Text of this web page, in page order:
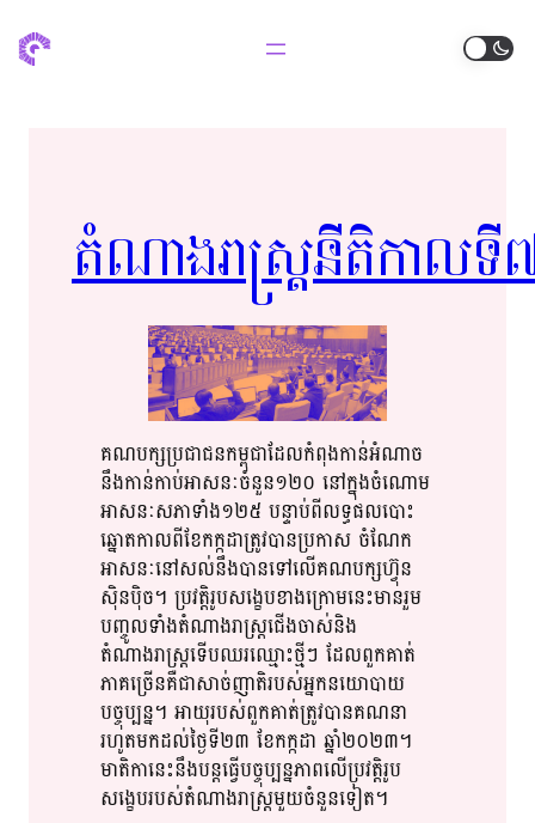
តំណាងរាស្ត្រ​នីតិកាល​ទី
គណបក្ស​​ប្រជា​​ជន​​កម្ពុជា​​ដែល​​កំពុង​​កាន់អំណាច​​
នឹង​​កាន់​​កាប់​​អាសនៈ​​ចំនួន​​១២០​​ នៅ​​ក្នុង​​ចំណោម​​
អាសនៈ​សភា​ទាំង​​១២៥​​ បន្ទាប់​​ពី​​លទ្ធផល​​បោះ​​
ឆ្នោត​​កាលពី​ខែក​ក្ក​​ដា​​ត្រូវ​​បាន​​ប្រកាស​​ ចំណែក​​
អាសនៈ​​នៅសល់​​នឹង​​បាន​​ទៅ​​លើ​​​គណបក្ស​​ហ៊្វុន​​
ស៊ិន​​ប៉ិច​​។​​​​ ប្រវត្តិ​​រូប​​សង្ខេប​​ខាងក្រោម​​នេះ​​មាន​​រួម​​
បញ្ចូល​ទាំង​​​តំណាង​​រាស្ត្រ​ជើង​​ចាស់​និង​​
តំណាងរាស្ត្រ​ទើប​​ឈរឈ្មោះ​​​ថ្មី​ៗ​ ដែល​​ពួកគាត់​​​
ភាគ​​ច្រើន​​គឺ​​ជា​​​សាច់ញាតិ​​របស់​​អ្នក​​នយោបាយ​​
បច្ចុប្បន្ន​​។​ អាយុ​​របស់​​ពួកគាត់​​​​ត្រូវ​​បាន​​គណនា​​
រហូត​​មក​​ដល់​​ថ្ងៃទី​​២៣​ ខែ​​កក្កដា​​ ឆ្នាំ​​២០២៣​​។​​
មាតិកា​​នេះ​នឹង​​បន្ត​​ធ្វើ​​បច្ចុប្បន្ន​​ភាព​​លើ​​ប្រវត្តិ​​រូប​​
សង្ខេប​​របស់​​តំណាងរាស្ត្រ​​មួយ​​ចំនួន​​ទៀត​​។​​